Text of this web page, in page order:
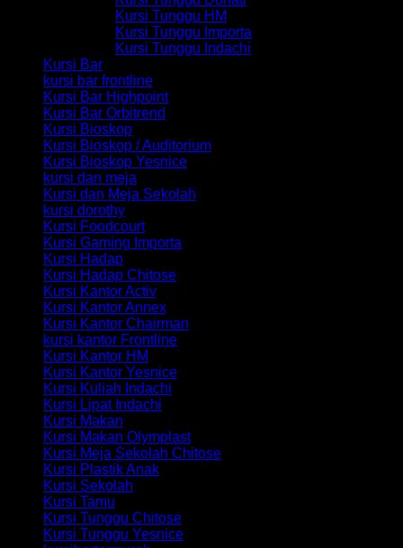
Kursi Tunggu HM
Kursi Tunggu Importa
Kursi Tunggu Indachi
Kursi Bar
kursi bar frontline
Kursi Bar Highpoint
Kursi Bar Orbitrend
Kursi Bioskop
Kursi Bioskop / Auditorium
Kursi Bioskop Yesnice
kursi dan meja
Kursi dan Meja Sekolah
kursi dorothy
Kursi Foodcourt
Kursi Gaming Importa
Kursi Hadap
Kursi Hadap Chitose
Kursi Kantor Activ
Kursi Kantor Annex
Kursi Kantor Chairman
kursi kantor Frontline
Kursi Kantor HM
Kursi Kantor Yesnice
Kursi Kuliah Indachi
Kursi Lipat Indachi
Kursi Makan
Kursi Makan Olymplast
Kursi Meja Sekolah Chitose
Kursi Plastik Anak
Kursi Sekolah
Kursi Tamu
Kursi Tunggu Chitose
Kursi Tunggu Yesnice